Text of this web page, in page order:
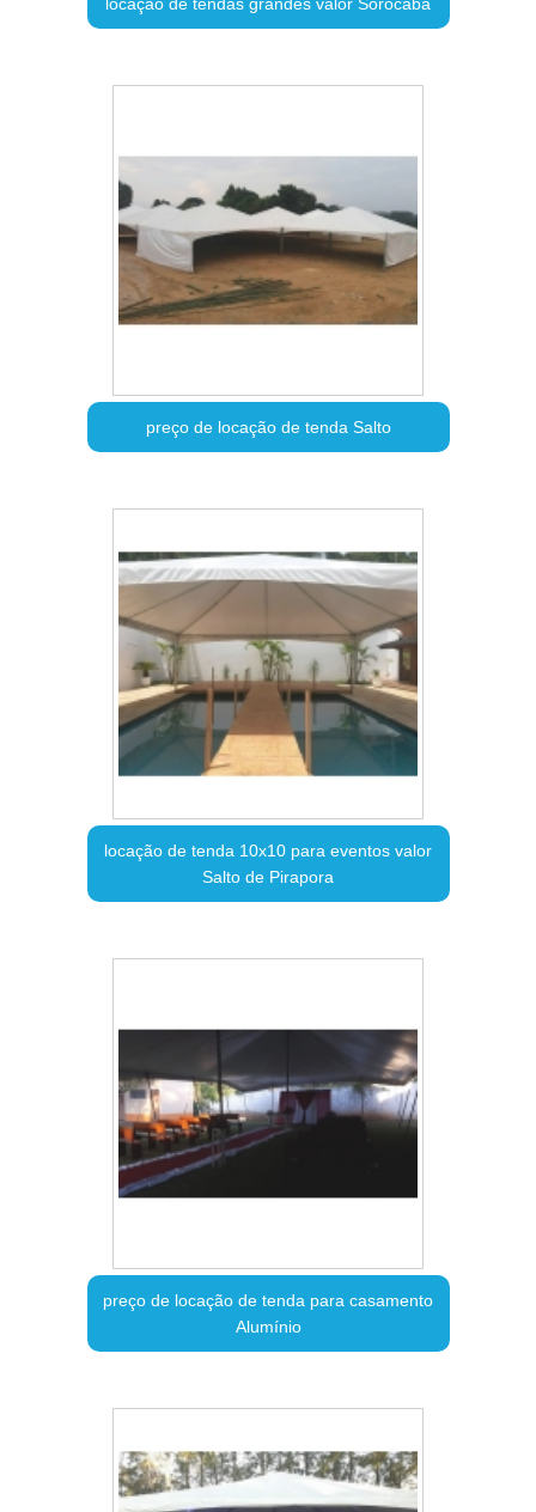
locação de tendas grandes valor Sorocaba
preço de locação de tenda Salto
locação de tenda 10x10 para eventos valor
Salto de Pirapora
preço de locação de tenda para casamento
Alumínio